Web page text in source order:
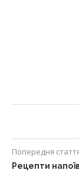
Попередня
Рецепти